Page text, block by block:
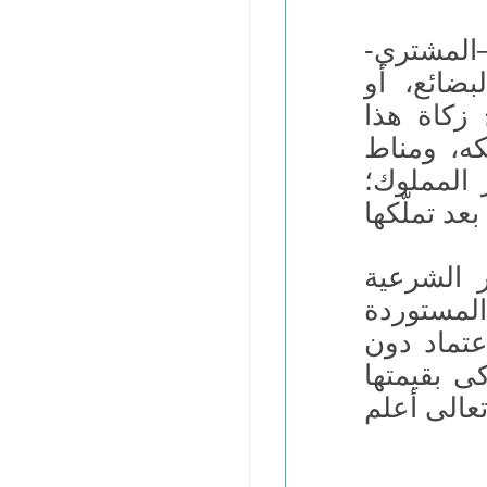
أو
هذا
ومناط
الشرعية
دون
بقيمتها